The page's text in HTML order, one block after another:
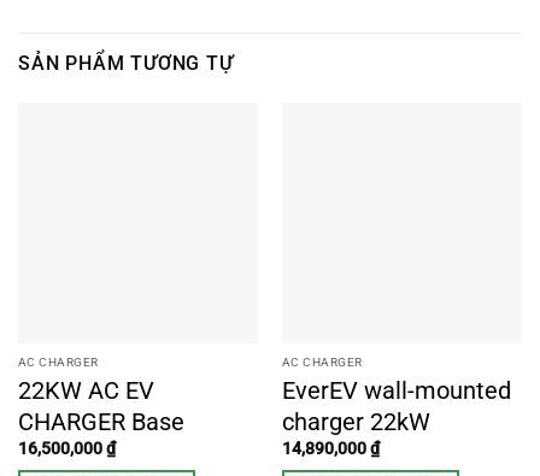
SẢN PHẨM TƯƠNG TỰ
AC CHARGER
22KW AC EV
CHARGER Base
16,500,000₫
AC CHARGER
EverEV wall-mounted
charger 22kW
14,890,000₫